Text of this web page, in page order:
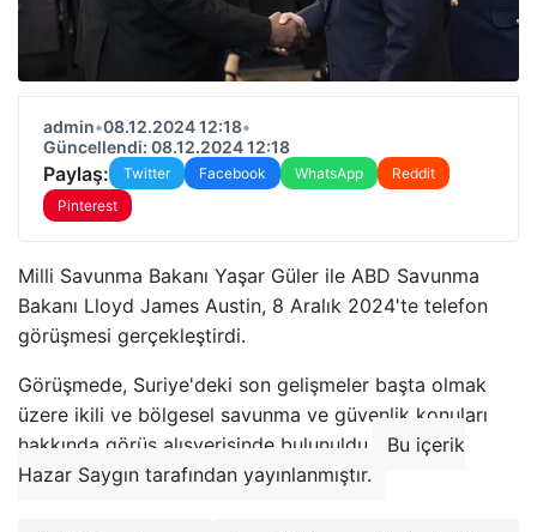
admin•08.12.2024 12:18•
Güncellendi: 08.12.2024 12:18
Paylaş: Twitter Facebook WhatsApp
Reddit
Pinterest
Milli Savunma Bakanı Yaşar Güler ile ABD Savunma
Bakanı Lloyd James Austin, 8 Aralık 2024'te telefon
görüşmesi gerçekleştirdi.
Görüşmede, Suriye'deki son gelişmeler başta olmak
üzere ikili ve bölgesel savunma ve güvenlik konuları
hakkında görüş alışverişinde bulunuldu.
Bu içerik
Hazar Saygın tarafından yayınlanmıştır.